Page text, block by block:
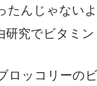
たんじゃない
研究でビタミ
ロッコリーの